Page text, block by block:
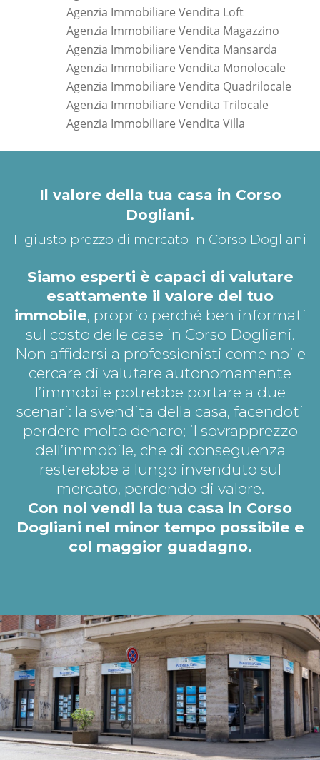
Agenzia Immobiliare Vendita Loft
Agenzia Immobiliare Vendita Magazzino
Agenzia Immobiliare Vendita Mansarda
Agenzia Immobiliare Vendita Monolocale
Agenzia Immobiliare Vendita Quadrilocale
Agenzia Immobiliare Vendita Trilocale
Agenzia Immobiliare Vendita Villa
Il valore della tua casa in Corso
Dogliani.
Il giusto prezzo di mercato in Corso Dogliani
Siamo esperti è capaci di valutare
esattamente il valore del tuo
immobile, proprio perché ben informati
sul costo delle case in Corso Dogliani.
Non affidarsi a professionisti come noi e
cercare di valutare autonomamente
l’immobile potrebbe portare a due
scenari: la svendita della casa, facendoti
perdere molto denaro; il sovrapprezzo
dell’immobile, che di conseguenza
resterebbe a lungo invenduto sul
mercato, perdendo di valore.
Con noi vendi la tua casa in Corso
Dogliani nel minor tempo possibile e
col maggior guadagno.